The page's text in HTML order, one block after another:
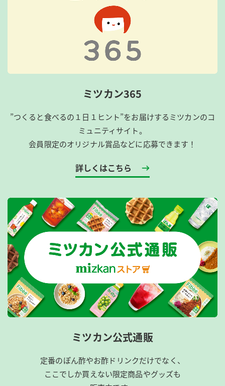
ミツカン365
”つくると食べるの１日１ヒント”をお届けするミツカンのコ
ミュニティサイト。
会員限定のオリジナル賞品などに応募できます！
詳しくはこちら
ミツカン公式通販
定番のぽん酢やお酢ドリンクだけでなく、
ここでしか買えない限定商品やグッズも